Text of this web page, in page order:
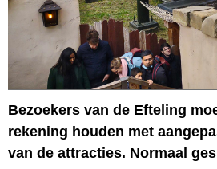
Bezoekers van de Efteling
rekening houden met
van de attracties. Normaal